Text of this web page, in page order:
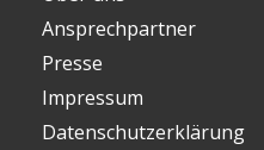
Ansprechpartner
Presse
Impressum
Datenschutzerklärung